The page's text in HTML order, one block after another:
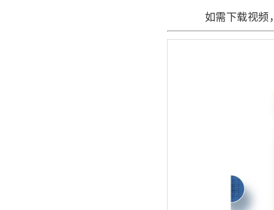
如需下载视频